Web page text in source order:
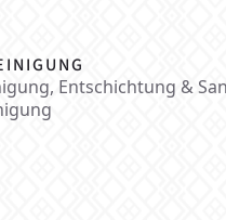
Entschichtung &